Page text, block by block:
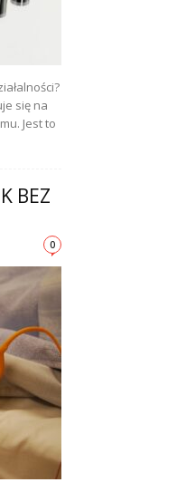
się na
Jest to
BEZ
0